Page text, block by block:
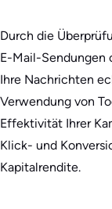
Durch die
E-Mail-Sendungen
Ihre Nachrichten
Verwendung von
Effektivität Ihrer
Klick- und
Kapitalrendite.